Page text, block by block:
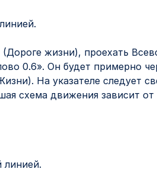
жизни), проехать
0.6». Он будет примерно
На указателе следует
схема движения зависит от